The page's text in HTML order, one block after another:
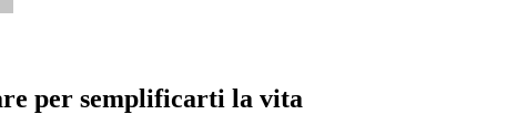
per semplificarti la vita